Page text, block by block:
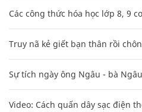
Các công thức hóa học lớp 8, 9
Truy nã kẻ giết bạn thân rồi
Sự tích ngày ông Ngâu - bà
Video: Cách quấn dây sạc điện